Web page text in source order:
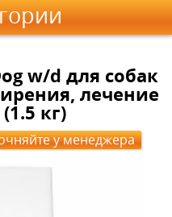
w/d для собак
лечение
кг)
у менеджера